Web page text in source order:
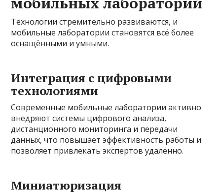
Технологии стремительно развиваются, и
мобильные лаборатории становятся всё более
оснащёнными и умными.
Интеграция с цифровыми
технологиями
Современные мобильные лаборатории активно
внедряют системы цифрового анализа,
дистанционного мониторинга и передачи
данных, что повышает эффективность работы и
позволяет привлекать экспертов удалённо.
Миниатюризация